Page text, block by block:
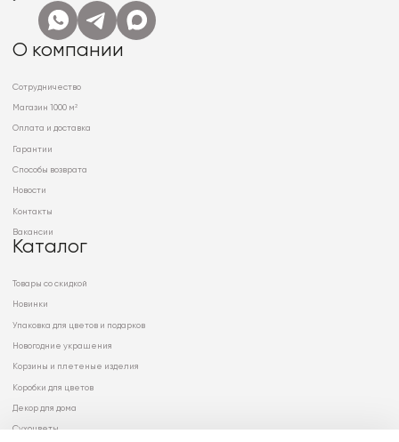
О компании
Сотрудничество
Магазин 1000 м²
Оплата и доставка
Гарантии
Способы возврата
Новости
Контакты
Вакансии
Каталог
Товары со скидкой
Новинки
Упаковка для цветов и подарков
Новогодние украшения
Корзины и плетеные изделия
Коробки для цветов
Декор для дома
Сухоцветы